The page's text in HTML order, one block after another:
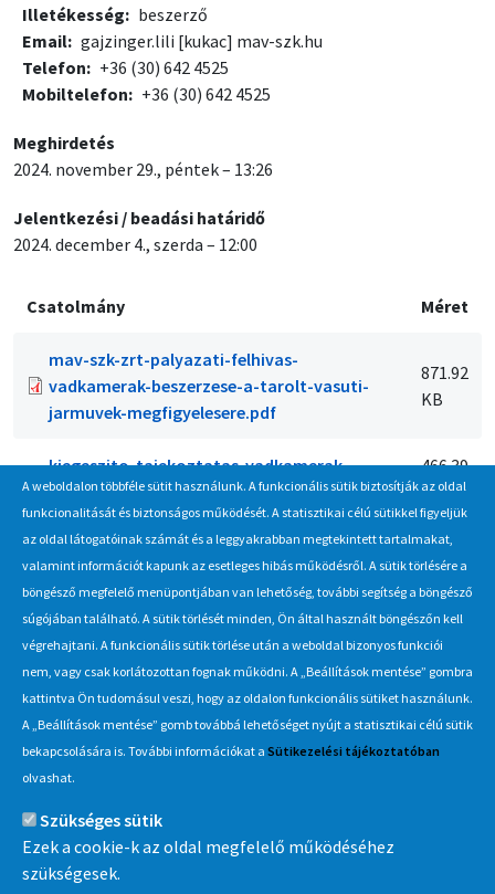
Illetékesség
beszerző
Email gajzinger.lili [kukac] mav-szk.hu
Telefon
+36 (30) 642 4525
Mobiltelefon
+36 (30) 642 4525
Meghirdetés
2024. november 29., péntek – 13:26
Jelentkezési / beadási határidő
2024. december 4., szerda – 12:00
Csatolmány Méret
mav-szk-zrt-palyazati-felhivas-
vadkamerak-beszerzese-a-tarolt-vasuti-
jarmuvek-megfigyelesere.pdf
871.92
KB
kiegeszito-tajekoztatas-vadkamerak-
beszerzese.pdf
466.39
KB
Hírlevél
Iratkozzon fel Beszerzés Hírlevél szolgáltatásunkra, hogy értesüljön
a MÁV-csoport által indított új beszerzési eljárásokról, anyag,
eszközértékesítési akciókról.
Érdekel
Információ
A weboldalon többféle sütit használunk. A funkcionális sütik biztosítják az oldal
funkcionalitását és biztonságos működését. A statisztikai célú sütikkel figyeljük
az oldal látogatóinak számát és a leggyakrabban megtekintett tartalmakat,
valamint információt kapunk az esetleges hibás működésről. A sütik törlésére a
böngésző megfelelő menüpontjában van lehetőség, további segítség a böngésző
súgójában található. A sütik törlését minden, Ön által használt böngészőn kell
végrehajtani. A funkcionális sütik törlése után a weboldal bizonyos funkciói
nem, vagy csak korlátozottan fognak működni. A „Beállítások mentése” gombra
kattintva Ön tudomásul veszi, hogy az oldalon funkcionális sütiket használunk.
A „Beállítások mentése” gomb továbbá lehetőséget nyújt a statisztikai célú sütik
bekapcsolására is. További információkat a Sütikezelési tájékoztatóban
olvashat.
Szükséges sütik
Ezek a cookie-k az oldal megfelelő működéséhez
szükségesek.